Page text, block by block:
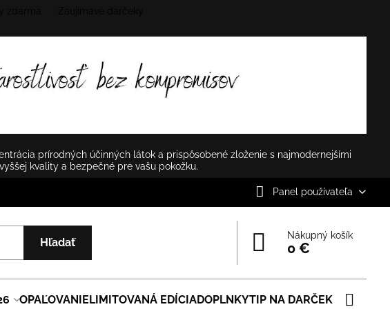
prírodných účinných látok a prispôsobené zloženie s najmodernejšími
kvality a bezpečné pre vašu pokožku.
Panel používateľa
Hľadať
Nákupný košík
0 €
OPAĽOVANIELIMITOVANÁ EDÍCIADOPLNKYTIP NA DARČEK